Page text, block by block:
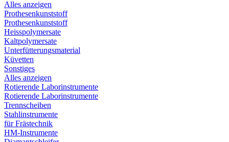
Alles anzeigen
Prothesenkunststoff
Prothesenkunststoff
Heisspolymersate
Kaltpolymersate
Unterfütterungsmaterial
Küvetten
Sonstiges
Alles anzeigen
Rotierende Laborinstrumente
Rotierende Laborinstrumente
Trennscheiben
Stahlinstrumente
für Frästechnik
HM-Instrumente